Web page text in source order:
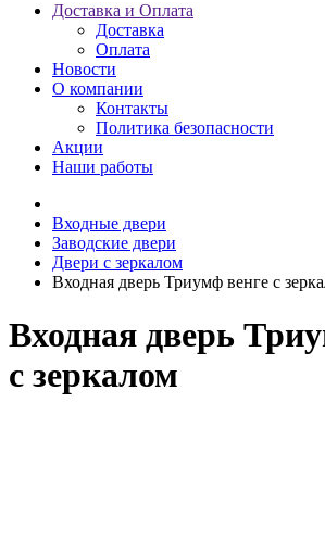
Доставка и Оплата
Доставка
Оплата
Новости
О компании
Контакты
Политика безопасности
Акции
Наши работы
Входные двери
Заводские двери
Двери с зеркалом
Входная дверь Триумф венге с
Входная дверь
с зеркалом